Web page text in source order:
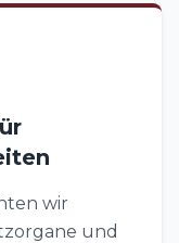
wir
und